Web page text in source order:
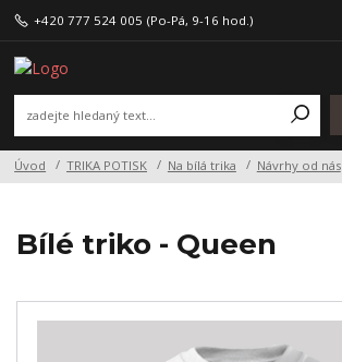
+420 777 524 005 (Po-Pá, 9-16 hod.)
Úvod TRIKA POTISK Na bílá trika Návrhy od nás
Bílé triko - Queen